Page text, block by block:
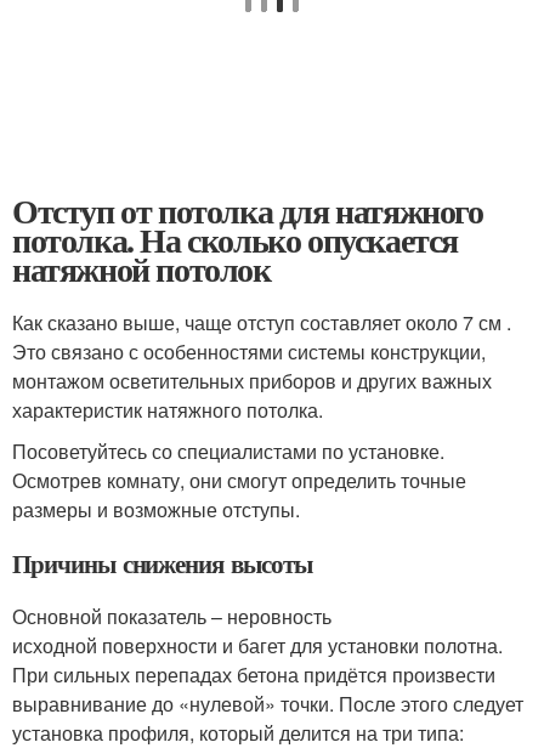
Отступ от потолка для натяжного
потолка. На сколько опускается
натяжной потолок
Как сказано выше, чаще отступ составляет около 7 см .
Это связано с особенностями системы конструкции,
монтажом осветительных приборов и других важных
характеристик натяжного потолка.
Посоветуйтесь со специалистами по установке.
Осмотрев комнату, они смогут определить точные
размеры и возможные отступы.
Причины снижения высоты
Основной показатель – неровность
исходной поверхности и багет для установки полотна.
При сильных перепадах бетона придётся произвести
выравнивание до «нулевой» точки. После этого следует
установка профиля, который делится на три типа: